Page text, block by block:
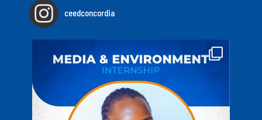
ceedconcordia